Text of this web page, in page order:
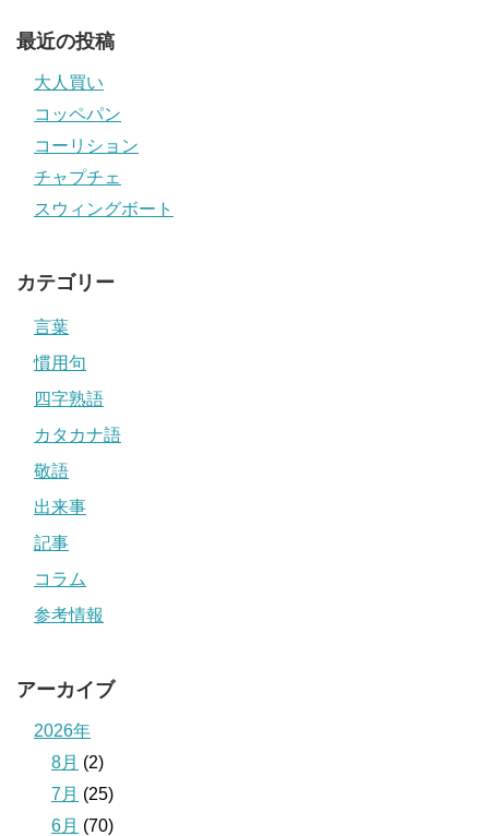
最近の投稿
大人買い
コッペパン
コーリション
チャプチェ
スウィングボート
カテゴリー
言葉
慣用句
四字熟語
カタカナ語
敬語
出来事
記事
コラム
参考情報
アーカイブ
2026年
8月 (2)
7月 (25)
6月 (70)